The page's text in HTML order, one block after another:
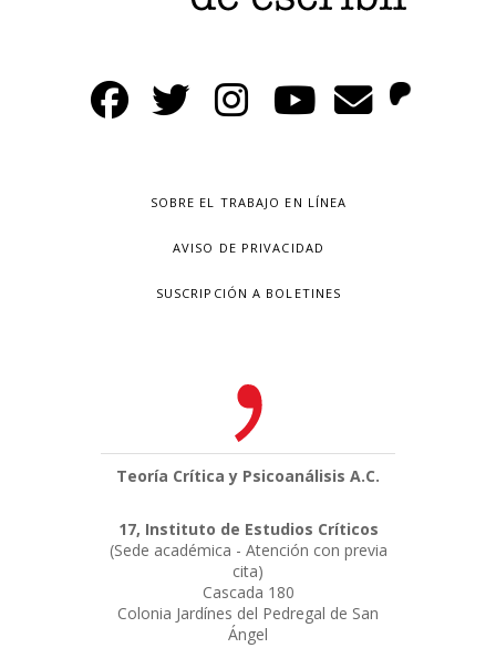
SOBRE EL TRABAJO EN LÍNEA
AVISO DE PRIVACIDAD
SUSCRIPCIÓN A BOLETINES
Teoría Crítica y Psicoanálisis A.C.
17, Instituto de Estudios Críticos
(Sede académica - Atención con previa
cita)
Cascada 180
Colonia Jardínes del Pedregal de San
Ángel